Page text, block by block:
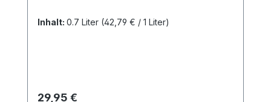
Inhalt: 0.7 Liter (42,79 € / 1 Liter)
Regulärer Preis:
29,95 €